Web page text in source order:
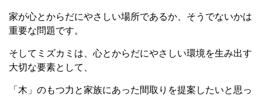
家が心とからだにやさしい場所であるか、そうでないかは
重要な問題です。
そしてミズカミは、心とからだにやさしい環境を生み出す
大切な要素として、
「木」のもつ力と家族にあった間取りを提案したいと思っ